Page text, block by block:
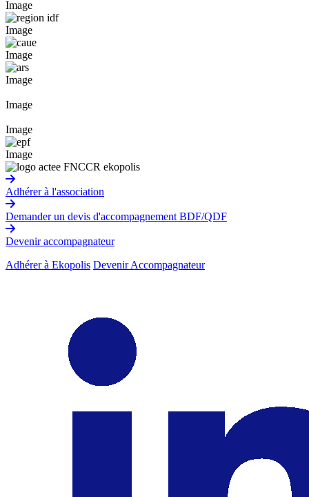
Image
Image
Image
Image
Image
Image
Image
Adhérer à l'association
Demander un devis d'accompagnement BDF/QDF
Devenir accompagnateur
Adhérer à Ekopolis Devenir Accompagnateur